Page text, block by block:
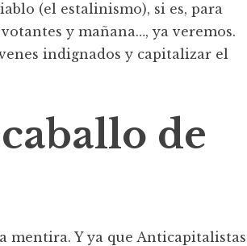
(el estalinismo), si es, para
y mañana…, ya veremos.
indignados y capitalizar el
de
mentira. Y ya que Anticapitalistas